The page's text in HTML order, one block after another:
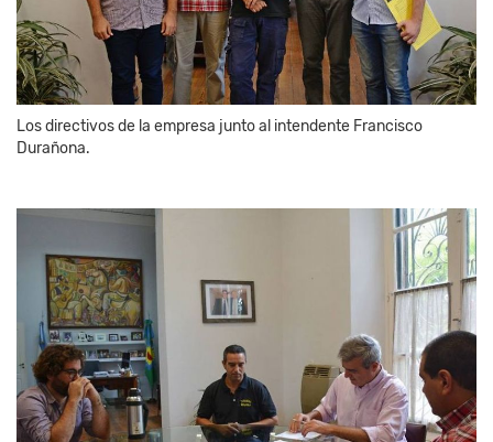
Los directivos de la empresa junto al intendente Francisco
Durañona.